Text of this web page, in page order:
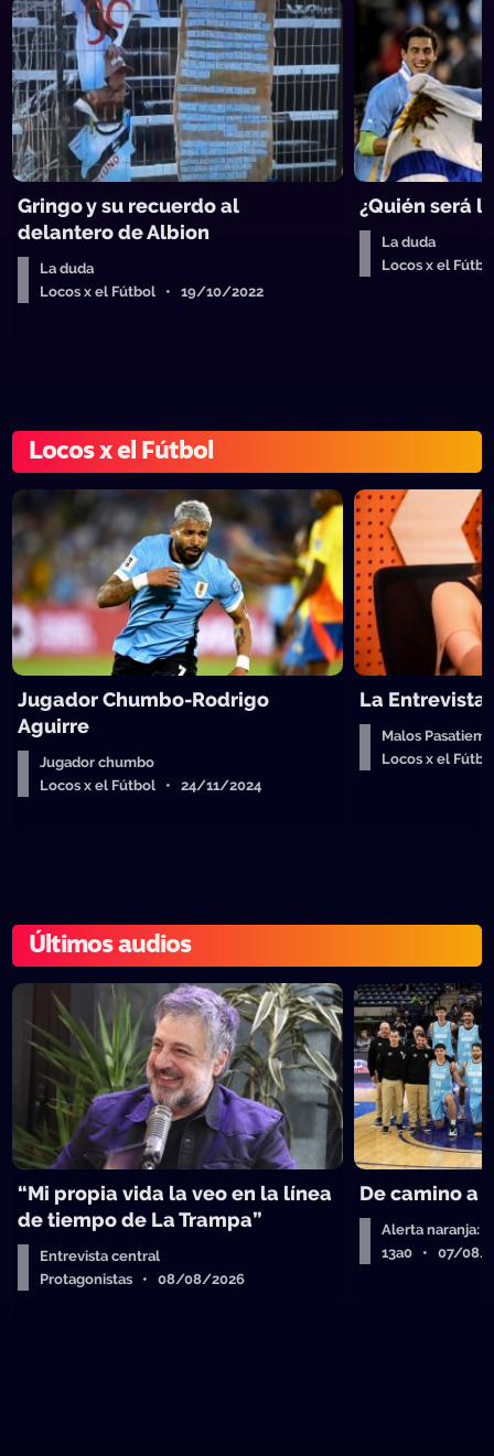
Gringo y su recuerdo al
delantero de Albion
La duda
Locos x el Fútbol • 19/10/2022
¿Quién será
La duda
Locos x el
Locos x el Fútbol
Jugador Chumbo-Rodrigo
Aguirre
Jugador chumbo
Locos x el Fútbol • 24/11/2024
La
Malos
Locos x el
Últimos audios
“Mi propia vida la veo en la línea
de tiempo de La Trampa”
Entrevista central
Protagonistas • 08/08/2026
De camino a
Alerta naranja:
13a0 • 07/08/